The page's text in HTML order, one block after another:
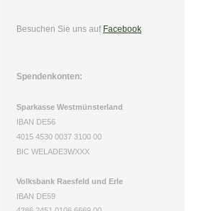
Besuchen Sie uns auf Facebook
Spendenkonten:
Sparkasse Westmünsterland
IBAN DE56
4015 4530 0037 3100 00
BIC WELADE3WXXX
Volksbank Raesfeld und Erle
IBAN DE59